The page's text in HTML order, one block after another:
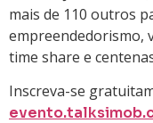
mais de 110 outros
empreendedorismo,
time share e
Inscreva-se